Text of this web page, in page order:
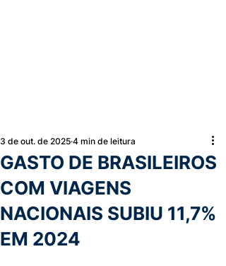
GASTO DE BRASILEIROS
COM VIAGENS
NACIONAIS SUBIU 11,7%
EM 2024
3 de out. de 2025 4 min de leitura